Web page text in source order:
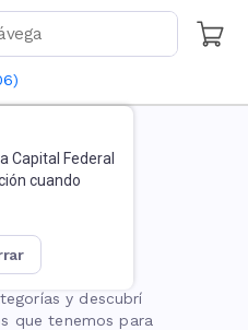
)
Capital Federal
cuando
existe
y descubrí
que tenemos para